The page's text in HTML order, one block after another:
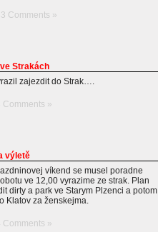
Comments »
Strakách
zajezdit do Strak….
Comments »
výletě
víkend se musel poradne
ve 12,00 vyrazime ze strak. Plan
dirty a park ve Starym Plzenci a potom
Klatov za ženskejma.
Comments »